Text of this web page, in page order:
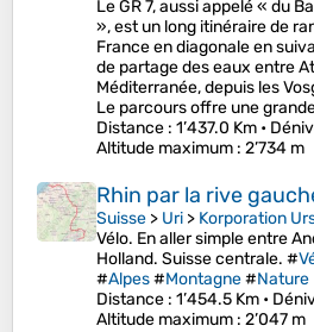
Le GR 7, aussi appelé « du
», est un long itinéraire de
France en diagonale en
de partage des eaux entre
Méditerranée, depuis les
Le parcours offre une
Distance : 1’437.0 Km •
Altitude maximum : 2’734 m
Rhin par la rive
Suisse > Uri > Korporation
Vélo. En aller simple entre
Holland. Suisse centrale. #
#Alpes#Montagne#Nature
Distance : 1’454.5 Km •
Altitude maximum : 2’047 m